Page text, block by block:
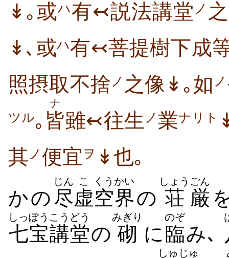
↡｡或ハ有↢説法講堂 ノ
↡､或ハ有↢菩提樹下成
照摂取不捨 ノ 之像↡｡如 ノ
ツル｡ 皆
ナ
雖↢往生 ノ 業ナリト
其 ノ 便宜 ヲ ↡也｡
かの尽
じん
虚
こ
空
くう
界
かい
の 荘
しょう
厳
ごん
七宝
しっぽう
講堂
こうどう
の 砌
みぎり
に臨
のぞ
み､
しゅじゅ